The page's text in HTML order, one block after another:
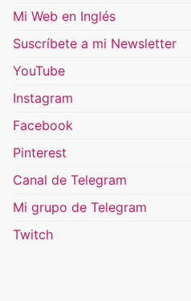
Mi Web en Inglés
Suscríbete a mi Newsletter
YouTube
Instagram
Facebook
Pinterest
Canal de Telegram
Mi grupo de Telegram
Twitch